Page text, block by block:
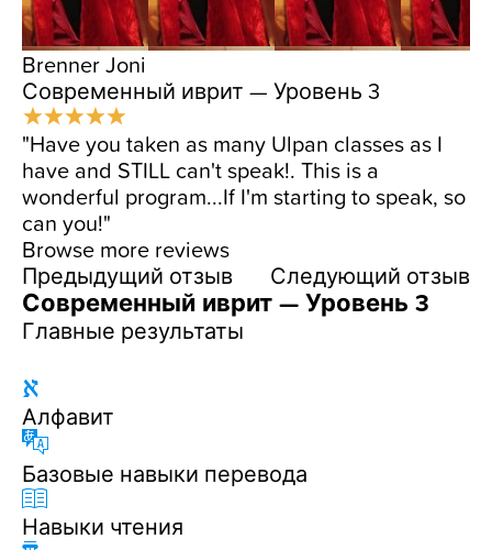
Блог
Brenner Joni
Современный иврит — Уровень 3
"Have you taken as many Ulpan classes as I
have and STILL can't speak!. This is a
wonderful program...If I'm starting to speak, so
can you!"
Browse more reviews
Предыдущий отзыв
Следующий отзыв
Современный иврит — Уровень 3
Главные результаты
Алфавит
Базовые навыки перевода
Навыки чтения